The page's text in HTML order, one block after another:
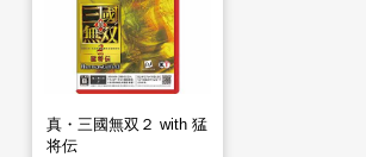
真・三國無双２ with 猛
将伝